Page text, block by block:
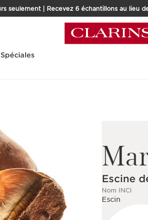
seulement | Recevez 6 échantillons au lieu
Escine
Nom INCI
Escin